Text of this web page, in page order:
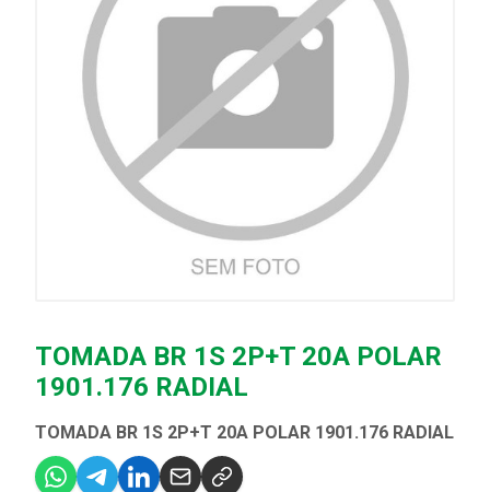
TOMADA BR 1S 2P+T 20A POLAR
1901.176 RADIAL
TOMADA BR 1S 2P+T 20A POLAR 1901.176 RADIAL